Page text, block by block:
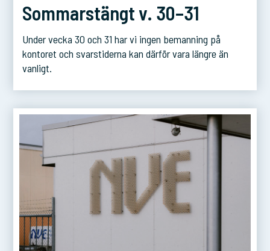
Sommarstängt v. 30–31
Under vecka 30 och 31 har vi ingen bemanning på
kontoret och svarstiderna kan därför vara längre än
vanligt.